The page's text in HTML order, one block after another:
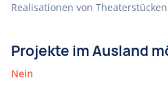
Realisationen von
Projekte im Ausland
Nein